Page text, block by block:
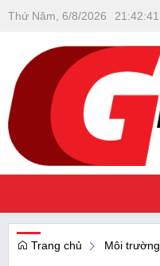
Thứ Năm, 6/8/2026 21 :42:42
Trang chủ Môi trường